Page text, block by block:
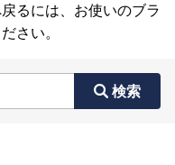
るには、お使いのブラ
さい。
検索